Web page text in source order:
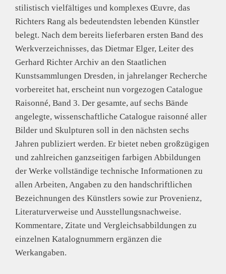
stilistisch vielfältiges und komplexes Œuvre, das
Richters Rang als bedeutendsten lebenden Künstler
belegt. Nach dem bereits lieferbaren ersten Band des
Werkverzeichnisses, das Dietmar Elger, Leiter des
Gerhard Richter Archiv an den Staatlichen
Kunstsammlungen Dresden, in jahrelanger Recherche
vorbereitet hat, erscheint nun vorgezogen Catalogue
Raisonné, Band 3. Der gesamte, auf sechs Bände
angelegte, wissenschaftliche Catalogue raisonné aller
Bilder und Skulpturen soll in den nächsten sechs
Jahren publiziert werden. Er bietet neben großzügigen
und zahlreichen ganzseitigen farbigen Abbildungen
der Werke vollständige technische Informationen zu
allen Arbeiten, Angaben zu den handschriftlichen
Bezeichnungen des Künstlers sowie zur Provenienz,
Literaturverweise und Ausstellungsnachweise.
Kommentare, Zitate und Vergleichsabbildungen zu
einzelnen Katalognummern ergänzen die
Werkangaben.